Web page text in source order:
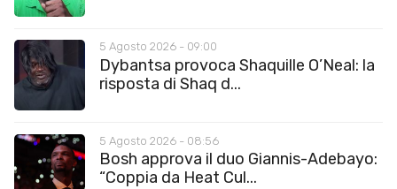
5 Agosto 2026 - 09:00
Dybantsa provoca Shaquille O’Neal: la
risposta di Shaq d...
5 Agosto 2026 - 08:56
Bosh approva il duo Giannis-Adebayo:
“Coppia da Heat Cul...